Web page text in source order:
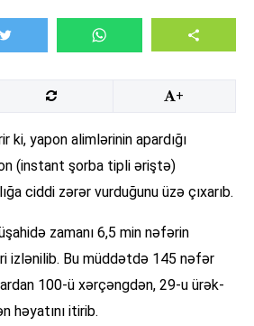
+
ki, yapon alimlərinin apardığı
(instant şorba tipli əriştə)
ciddi zərər vurduğunu üzə çıxarıb.
zamanı 6,5 min nəfərin
izlənilib. Bu müddətdə 145 nəfər
100-ü xərçəngdən, 29-u ürək-
həyatını itirib.